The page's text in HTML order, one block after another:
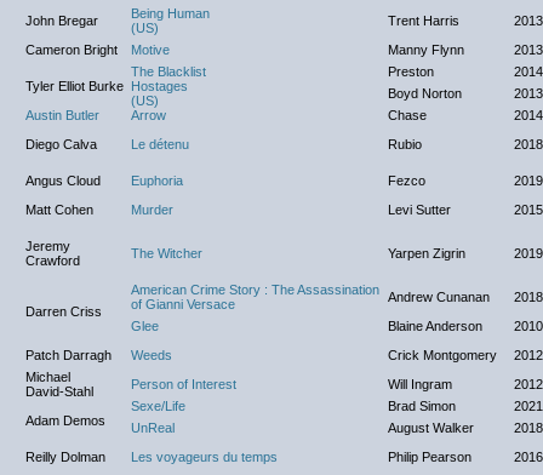
John Bregar
Being Human
(US)
Trent Harris
2013
Cameron Bright
Motive Manny Flynn
Tyler Elliot Burke
The Blacklist Preston
2014
Hostages
(US)
Boyd Norton
2013
Austin Butler
Arrow Chase
Diego Calva
Le détenu Rubio 2018
Angus Cloud Euphoria Fezco
Matt Cohen
Murder Levi Sutter 2015
Jeremy
Crawford
The Witcher Yarpen Zigrin
Darren Criss
American Crime Story : The Assassination
of Gianni Versace
Andrew Cunanan
2018
Glee
Blaine Anderson
Patch Darragh
Weeds Crick Montgomery
2012
Michael
David-Stahl
Person of Interest Will Ingram 2012
Adam Demos
Sexe/Life Brad Simon
UnReal
August Walker
2018
Reilly Dolman
Les voyageurs du temps Philip Pearson